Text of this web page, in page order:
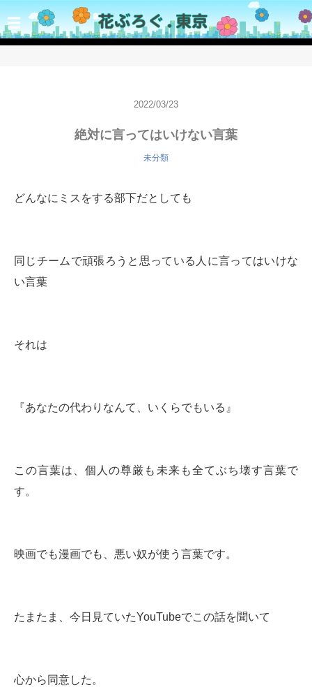
☰
2022/03/23
絶対に言ってはいけない言葉
未分類
どんなにミスをする部下だとしても
同じチームで頑張ろうと思っている人に言ってはいけな
い言葉
それは
『あなたの代わりなんて、いくらでもいる』
この言葉は、個人の尊厳も未来も全てぶち壊す言葉で
す。
映画でも漫画でも、悪い奴が使う言葉です。
たまたま、今日見ていたYouTubeでこの話を聞いて
心から同意した。